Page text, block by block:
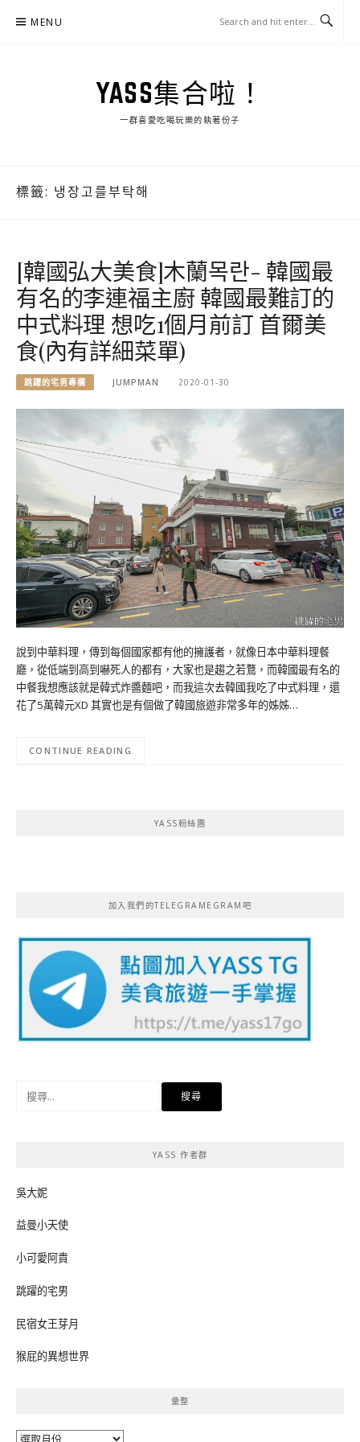
MENU
YASS集合啦！
一群喜愛吃喝玩樂的執著份子
標籤: 냉장고를부탁해
[韓國弘大美食]木蘭목란- 韓國最
有名的李連福主廚 韓國最難訂的
中式料理 想吃1個月前訂 首爾美
食(內有詳細菜單)
跳躍的宅男專欄 JUMPMAN 2020-01-30
說到中華料理，傳到每個國家都有他的擁護者，就像日本中華料理餐
廳，從低端到高到嚇死人的都有，大家也是趨之若鶩，而韓國最有名的
中餐我想應該就是韓式炸醬麵吧，而我這次去韓國我吃了中式料理，還
花了5萬韓元XD 其實也是有個做了韓國旅遊非常多年的姊姊…
CONTINUE READING
YASS粉絲團
加入我們的TELEGRAMEGRAM吧
YASS 作者群
吳大妮
益曼小天使
小可愛阿貴
跳躍的宅男
民宿女王芽月
猴屁的異想世界
彙整
彙